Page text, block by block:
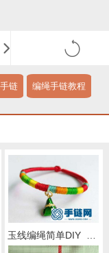
链 编绳手链教程